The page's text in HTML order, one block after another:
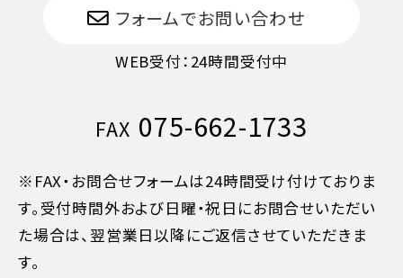
フォームでお問い合わせ
WEB受付：24時間受付中
FAX 075-662-1733
※FAX・お問合せフォームは24時間受け付けておりま
す。受付時間外および日曜・祝日にお問合せいただい
た場合は、翌営業日以降にご返信させていただきま
す。